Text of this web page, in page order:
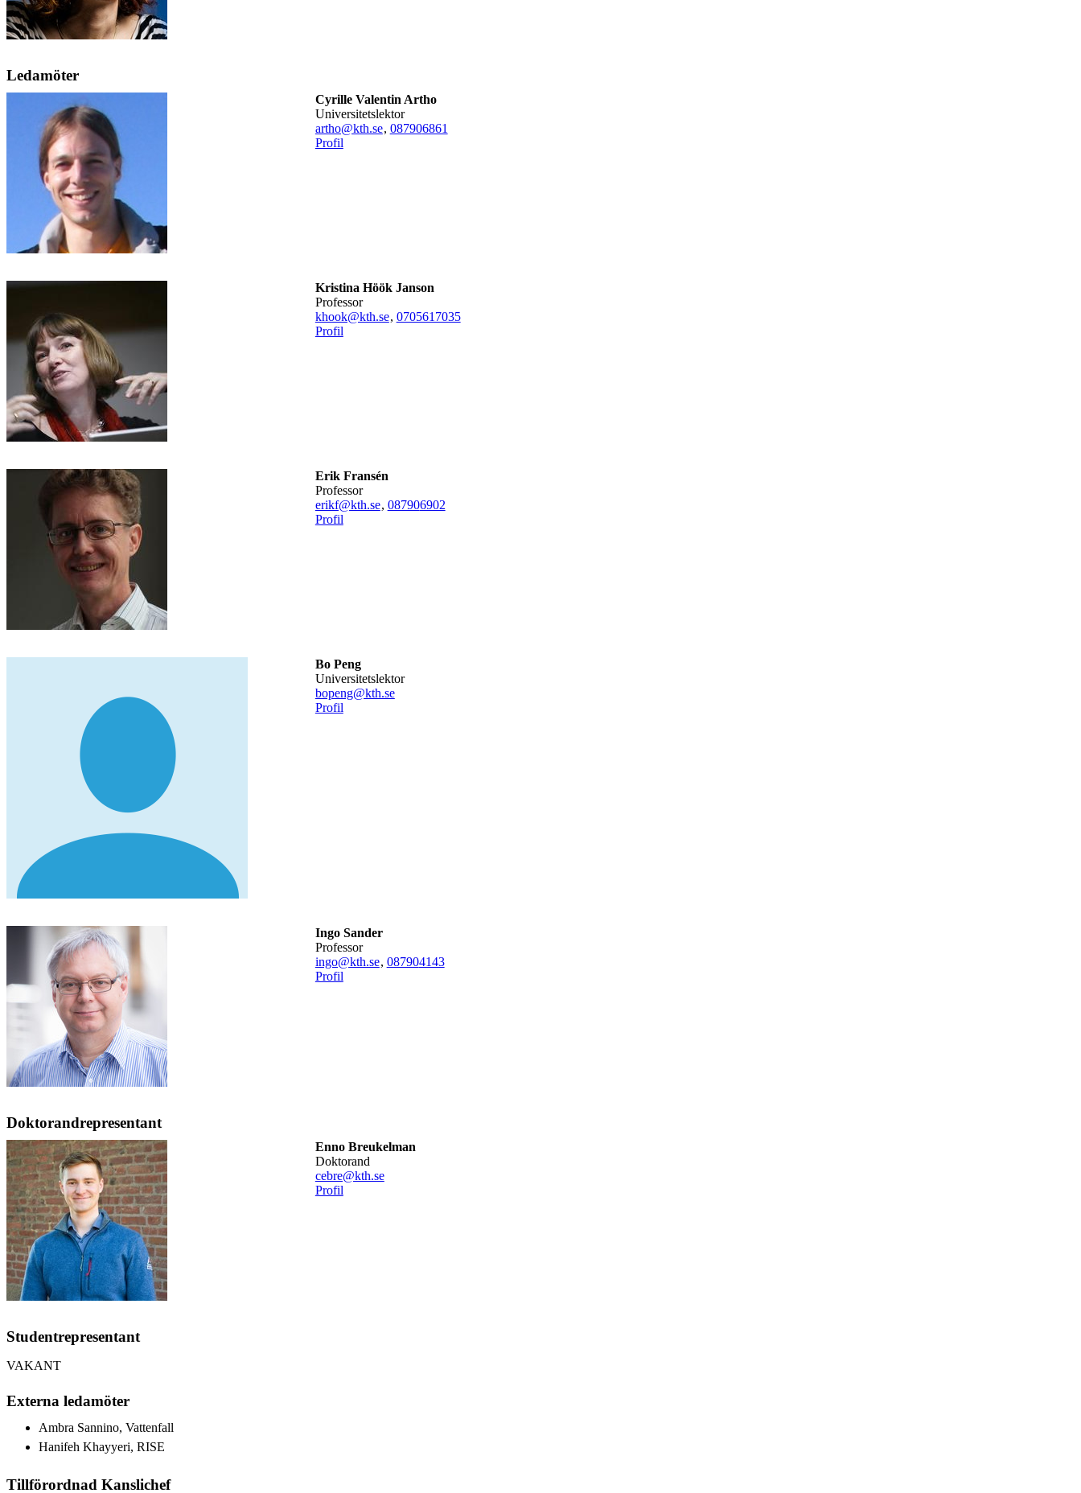
Ledamöter
Cyrille Valentin Artho
universitetslektor
artho@kth.se, 087906861
Profil
Kristina Höök Janson
professor
khook@kth.se, 0705617035
Profil
Erik Fransén
professor
erikf@kth.se, 087906902
Profil
Bo Peng
universitetslektor
bopeng@kth.se
Profil
Ingo Sander
professor
ingo@kth.se, 087904143
Profil
Doktorandrepresentant
Enno Breukelman
doktorand
cebre@kth.se
Profil
Studentrepresentant
VAKANT
Externa ledamöter
Ambra Sannino, Vattenfall
Hanifeh Khayyeri, RISE
Tillförordnad Kanslichef